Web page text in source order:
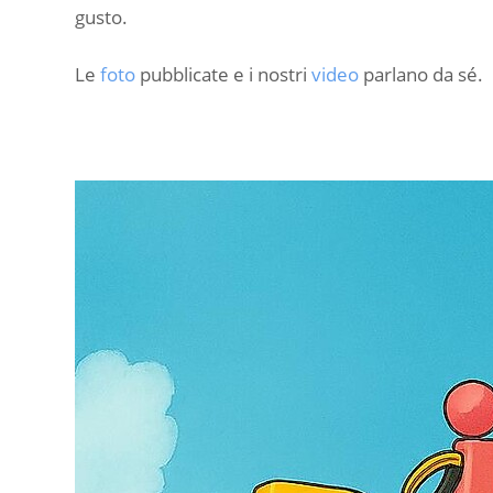
gusto.
Le foto pubblicate e i nostri video parlano da sé.